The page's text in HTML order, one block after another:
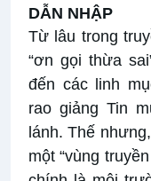
DẪN NHẬP
Từ lâu trong
“ơn gọi thừa
đến các linh
rao giảng Tin
lánh. Thế
một “vùng